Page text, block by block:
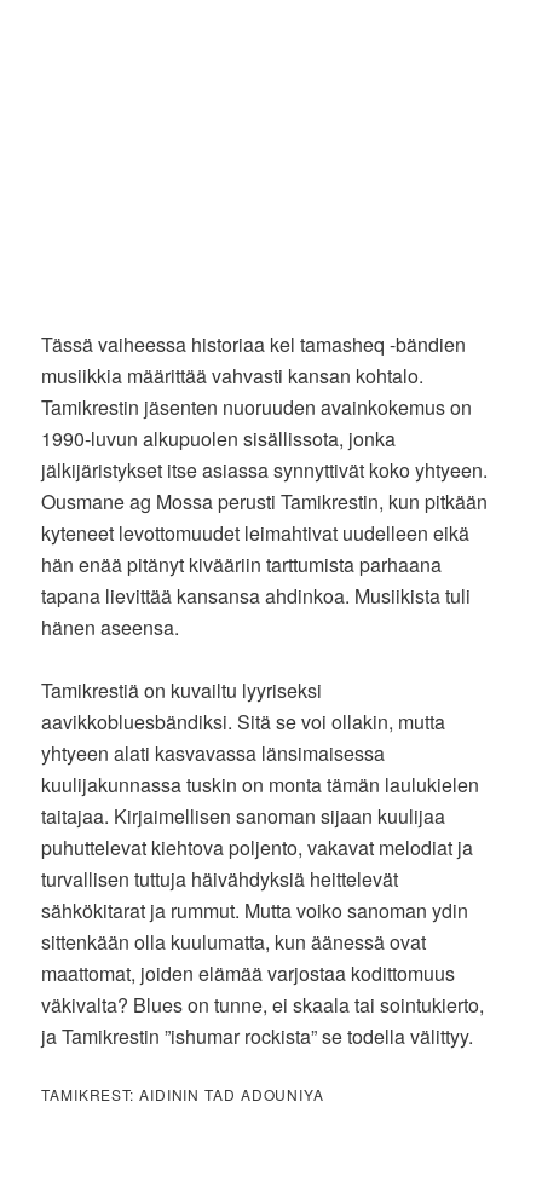
Tässä vaiheessa historiaa kel tamasheq -bändien
musiikkia määrittää vahvasti kansan kohtalo.
Tamikrestin jäsenten nuoruuden avainkokemus on
1990-luvun alkupuolen sisällissota, jonka
jälkijäristykset itse asiassa synnyttivät koko yhtyeen.
Ousmane ag Mossa perusti Tamikrestin, kun pitkään
kyteneet levottomuudet leimahtivat uudelleen eikä
hän enää pitänyt kivääriin tarttumista parhaana
tapana lievittää kansansa ahdinkoa. Musiikista tuli
hänen aseensa.
Tamikrestiä on kuvailtu lyyriseksi
aavikkobluesbändiksi. Sitä se voi ollakin, mutta
yhtyeen alati kasvavassa länsimaisessa
kuulijakunnassa tuskin on monta tämän laulukielen
taitajaa. Kirjaimellisen sanoman sijaan kuulijaa
puhuttelevat kiehtova poljento, vakavat melodiat ja
turvallisen tuttuja häivähdyksiä heittelevät
sähkökitarat ja rummut. Mutta voiko sanoman ydin
sittenkään olla kuulumatta, kun äänessä ovat
maattomat, joiden elämää varjostaa kodittomuus
väkivalta? Blues on tunne, ei skaala tai sointukierto,
ja Tamikrestin ”ishumar rockista” se todella välittyy.
TAMIKREST: AIDININ TAD ADOUNIYA